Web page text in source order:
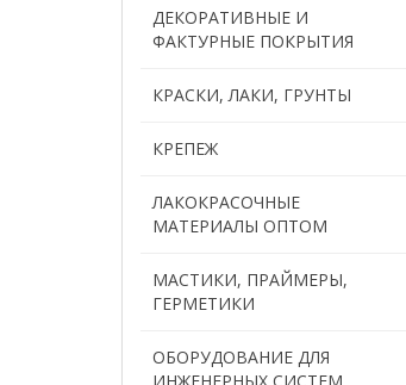
ДЕКОРАТИВНЫЕ И
ФАКТУРНЫЕ ПОКРЫТИЯ
КРАСКИ, ЛАКИ, ГРУНТЫ
КРЕПЕЖ
ЛАКОКРАСОЧНЫЕ
МАТЕРИАЛЫ ОПТОМ
МАСТИКИ, ПРАЙМЕРЫ,
ГЕРМЕТИКИ
ОБОРУДОВАНИЕ ДЛЯ